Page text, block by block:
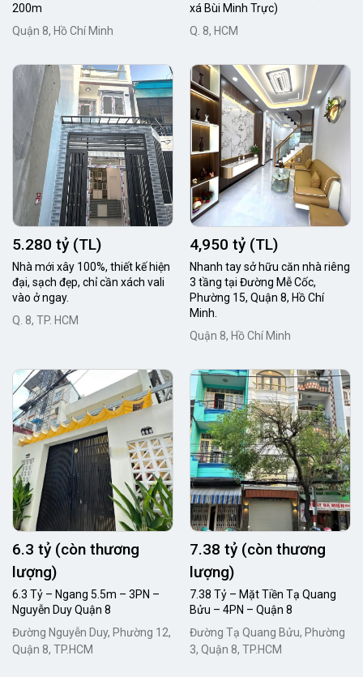
200m
Quận 8, Hồ Chí Minh
xá Bùi Minh Trực)
Q. 8, HCM
5.280 tỷ (TL)
Nhà mới xây 100%, thiết kế hiện
đại, sạch đẹp, chỉ cần xách vali
vào ở ngay.
Q. 8, TP. HCM
4,950 tỷ (TL)
Nhanh tay sở hữu căn nhà riêng
3 tầng tại Đường Mễ Cốc,
Phường 15, Quận 8, Hồ Chí
Minh.
Quận 8, Hồ Chí Minh
6.3 tỷ (còn thương
lượng)
6.3 Tỷ – Ngang 5.5m – 3PN –
Nguyễn Duy Quận 8
Đường Nguyễn Duy, Phường 12,
Quận 8, TP.HCM
7.38 tỷ (còn thương
lượng)
7.38 Tỷ – Mặt Tiền Tạ Quang
Bửu – 4PN – Quận 8
Đường Tạ Quang Bửu, Phường
3, Quận 8, TP.HCM